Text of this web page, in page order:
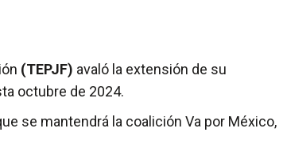
(TEPJF) avaló la extensión de su
octubre de 2024.
se mantendrá la coalición Va por México,